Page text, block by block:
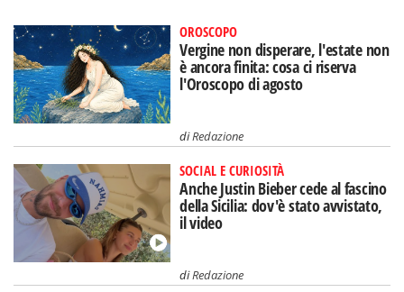
OROSCOPO
Vergine non disperare, l'estate non
è ancora finita: cosa ci riserva
l'Oroscopo di agosto
diRedazione
SOCIAL E CURIOSITÀ
Anche Justin Bieber cede al fascino
della Sicilia: dov'è stato avvistato,
il video
diRedazione